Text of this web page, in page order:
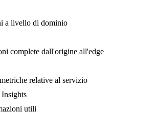
a livello di dominio
complete dall'origine all'edge
relative al servizio
utili